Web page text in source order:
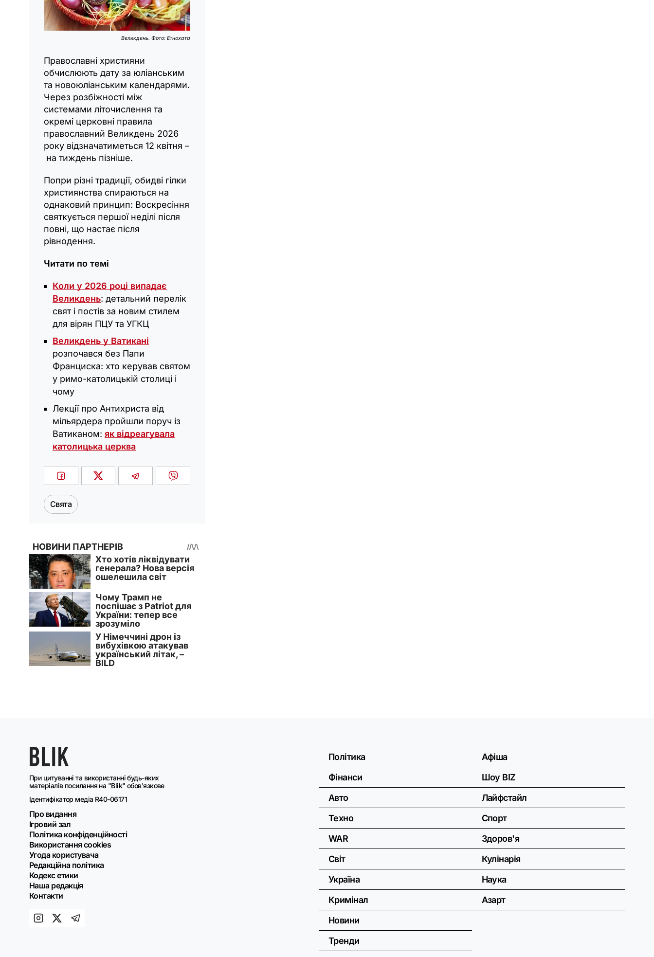
Великдень. Фото: Етнохата
Православні християни
обчислюють дату за юліанським
та новоюліанським календарями.
Через розбіжності між
системами літочислення та
окремі церковні правила
православний Великдень 2026
року відзначатиметься 12 квітня –
на тиждень пізніше.
Попри різні традиції, обидві гілки
християнства спираються на
однаковий принцип: Воскресіння
святкується першої неділі після
повні, що настає після
рівнодення.
Читати по темі
Коли у 2026 році випадає
Великдень: детальний перелік
свят і постів за новим стилем
для вірян ПЦУ та УГКЦ
Великдень у Ватикані
розпочався без Папи
Франциска: хто керував святом
у римо-католицькій столиці і
чому
Лекції про Антихриста від
мільярдера пройшли поруч із
Ватиканом: як відреагувала
католицька церква
Свята
При цитуванні та використанні будь-яких
матеріалів посилання на "Blik" обов'язкове
Ідентифікатор медіа R40-06171
Про видання
Ігровий зал
Політика конфіденційності
Використання cookies
Угода користувача
Редакційна політика
Кодекс етики
Наша редакція
Контакти
Політика
Фінанси
Авто
Техно
WAR
Світ
Україна
Кримінал
Новини
Тренди
Афіша
Шоу BIZ
Лайфстайл
Спорт
Здоров'я
Кулінарія
Наука
Азарт